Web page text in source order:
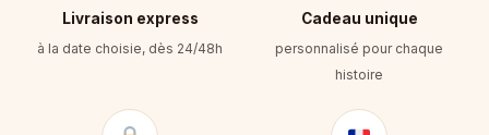
Livraison express
à la date choisie, dès 24/48h
Cadeau unique
personnalisé pour chaque
histoire